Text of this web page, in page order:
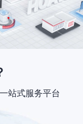
站式服务平台